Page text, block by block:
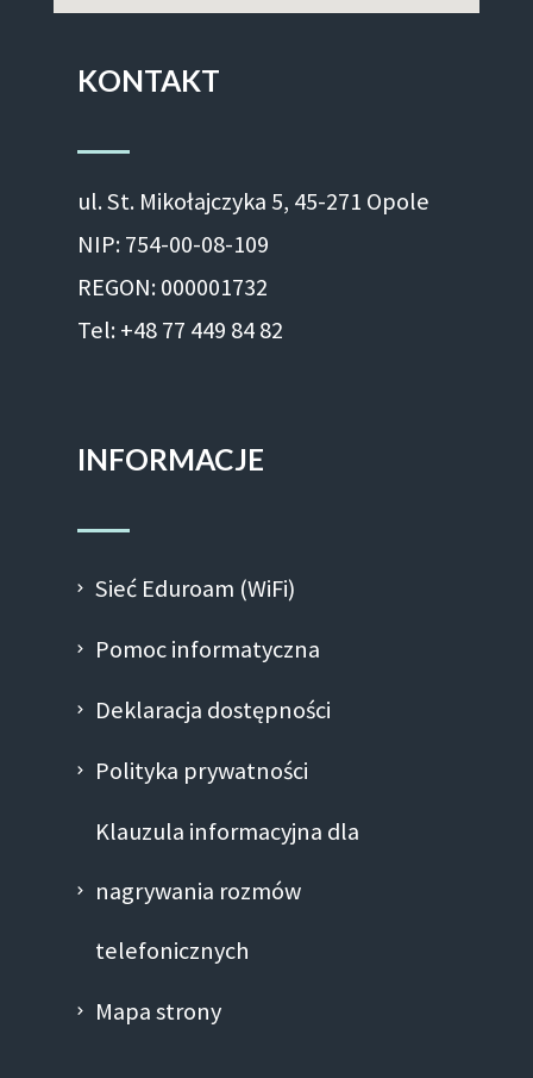
KONTAKT
ul. St. Mikołajczyka 5, 45-271 Opole
NIP: 754-00-08-109
REGON: 000001732
Tel: +48 77 449 84 82
INFORMACJE
Sieć Eduroam (WiFi)
Pomoc informatyczna
Deklaracja dostępności
Polityka prywatności
Klauzula informacyjna dla
nagrywania rozmów
telefonicznych
Mapa strony